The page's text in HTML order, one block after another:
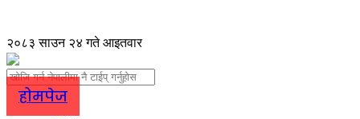
२०८३ साउन २४ गते आइतवार
होमपेज